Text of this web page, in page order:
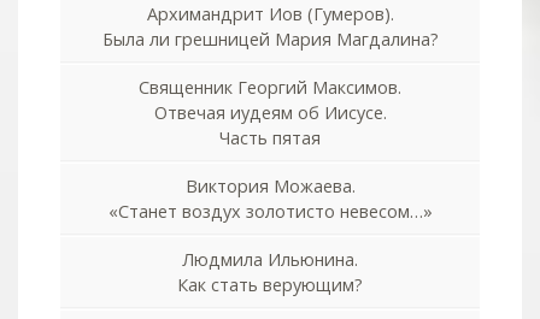
Архимандрит Иов (Гумеров).
Была ли грешницей Мария Магдалина?
Священник Георгий Максимов.
Отвечая иудеям об Иисусе.
Часть пятая
Виктория Можаева.
«Станет воздух золотисто невесом…»
Людмила Ильюнина.
Как стать верующим?